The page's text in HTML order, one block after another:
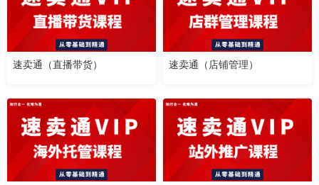
速卖通（直播带货） 速卖通（店铺管理）